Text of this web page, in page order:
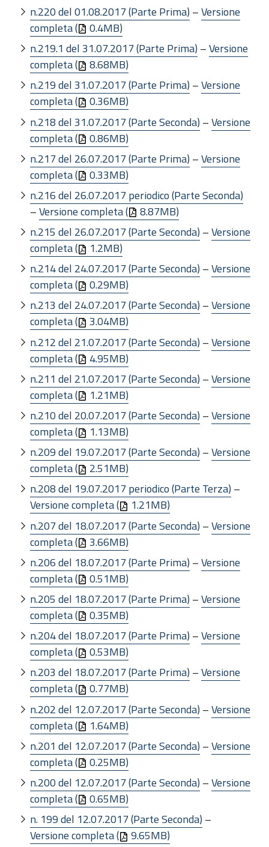
n.220 del 01.08.2017 (Parte Prima) –Versione
completa (
0.4MB)
n.219.1 del 31.07.2017 (Parte Prima) –Versione
completa (
8.68MB)
n.219 del 31.07.2017 (Parte Prima) –Versione
completa (
0.36MB)
n.218 del 31.07.2017 (Parte Seconda) –Versione
completa (
0.86MB)
n.217 del 26.07.2017 (Parte Prima) –Versione
completa (
0.33MB)
n.216 del 26.07.2017 periodico (Parte Seconda)
–Versione completa (
8.87MB)
n.215 del 26.07.2017 (Parte Seconda) –Versione
completa (
1.2MB)
n.214 del 24.07.2017 (Parte Seconda) –Versione
completa (
0.29MB)
n.213 del 24.07.2017 (Parte Seconda) –Versione
completa (
3.04MB)
n.212 del 21.07.2017 (Parte Seconda) –Versione
completa (
4.95MB)
n.211 del 21.07.2017 (Parte Seconda) –Versione
completa (
1.21MB)
n.210 del 20.07.2017 (Parte Seconda) –Versione
completa (
1.13MB)
n.209 del 19.07.2017 (Parte Seconda) –Versione
completa (
2.51MB)
n.208 del 19.07.2017 periodico (Parte Terza) –
Versione completa (
1.21MB)
n.207 del 18.07.2017 (Parte Seconda) –Versione
completa (
3.66MB)
n.206 del 18.07.2017 (Parte Prima) –Versione
completa (
0.51MB)
n.205 del 18.07.2017 (Parte Prima) –Versione
completa (
0.35MB)
n.204 del 18.07.2017 (Parte Prima) –Versione
completa (
0.53MB)
n.203 del 18.07.2017 (Parte Prima) –Versione
completa (
0.77MB)
n.202 del 12.07.2017 (Parte Seconda) –Versione
completa (
1.64MB)
n.201 del 12.07.2017 (Parte Seconda) –Versione
completa (
0.25MB)
n.200 del 12.07.2017 (Parte Seconda) –Versione
completa (
0.65MB)
n. 199 del 12.07.2017 (Parte Seconda) –
Versione completa (
9.65MB)